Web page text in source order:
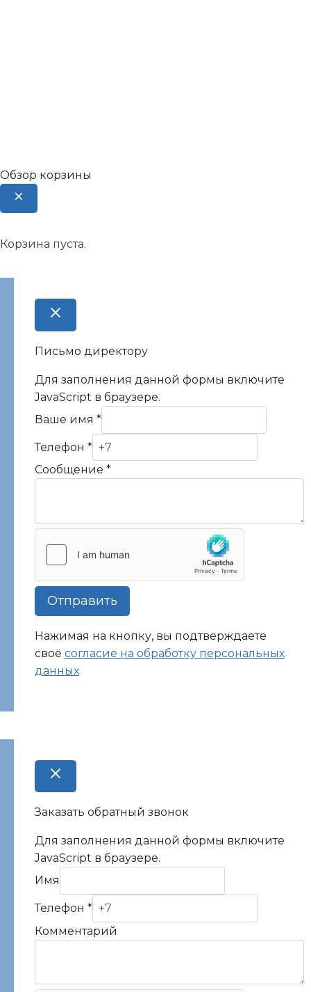
Обзор корзины
Корзина пуста.
Письмо директору
Для заполнения данной формы включите
JavaScript в браузере.
Ваше имя *
Телефон *
Сообщение *
Отправить
Нажимая на кнопку, вы подтверждаете
своё согласие на обработку персональных
данных
Заказать обратный звонок
Для заполнения данной формы включите
JavaScript в браузере.
Имя
Комментарий
Телефон
Имя
Телефон *
Комментарий